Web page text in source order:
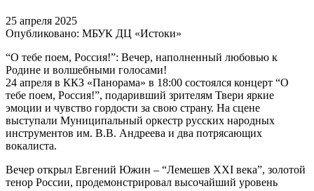
25 апреля 2025
Опубликовано: МБУК ДЦ «Истоки»
“О тебе поем, Россия!”: Вечер, наполненный любовью к
Родине и волшебными голосами!
24 апреля в ККЗ «Панорама» в 18:00 состоялся концерт “О
тебе поем, Россия!”, подаривший зрителям Твери яркие
эмоции и чувство гордости за свою страну. На сцене
выступали Муниципальный оркестр русских народных
инструментов им. В.В. Андреева и два потрясающих
вокалиста.
Вечер открыл Евгений Южин – “Лемешев XXI века”, золотой
тенор России, продемонстрировал высочайший уровень